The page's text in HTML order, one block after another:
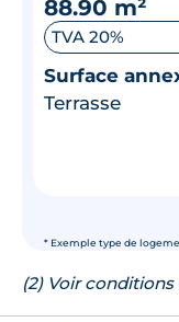
* Exemple type de
88.90 m²
TVA 20%
Surface
Terrasse
(2) Voir conditions